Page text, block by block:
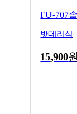
밧데리식
15,900원